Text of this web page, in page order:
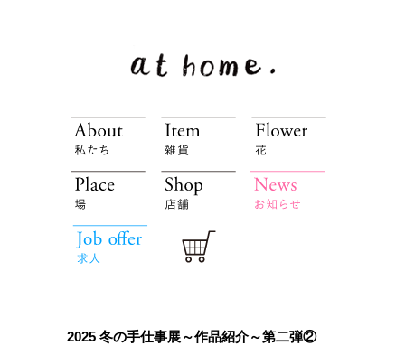
2025 冬の手仕事展～作品紹介～第二弾②